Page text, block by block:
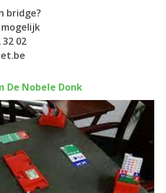
bridge?
02
De Nobele Donk